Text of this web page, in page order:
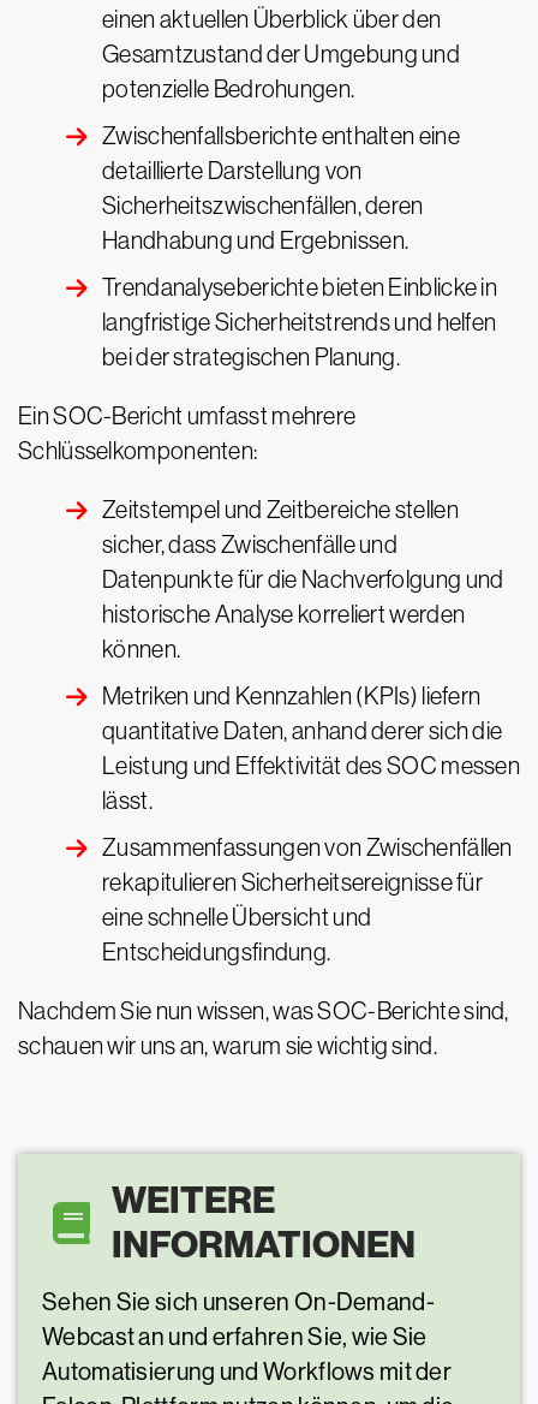
einen aktuellen Überblick über den
Gesamtzustand der Umgebung und
potenzielle Bedrohungen.
Zwischenfallsberichte enthalten eine
detaillierte Darstellung von
Sicherheitszwischenfällen, deren
Handhabung und Ergebnissen.
Trendanalyseberichte bieten Einblicke in
langfristige Sicherheitstrends und helfen
bei der strategischen Planung.
Ein SOC-Bericht umfasst mehrere
Schlüsselkomponenten:
Zeitstempel und Zeitbereiche stellen
sicher, dass Zwischenfälle und
Datenpunkte für die Nachverfolgung und
historische Analyse korreliert werden
können.
Metriken und Kennzahlen (KPIs) liefern
quantitative Daten, anhand derer sich die
Leistung und Effektivität des SOC messen
lässt.
Zusammenfassungen von Zwischenfällen
rekapitulieren Sicherheitsereignisse für
eine schnelle Übersicht und
Entscheidungsfindung.
Nachdem Sie nun wissen, was SOC-Berichte sind,
schauen wir uns an, warum sie wichtig sind.
WEITERE
INFORMATIONEN
Sehen Sie sich unseren On-Demand-
Webcast an und erfahren Sie, wie Sie
Automatisierung und Workflows mit der